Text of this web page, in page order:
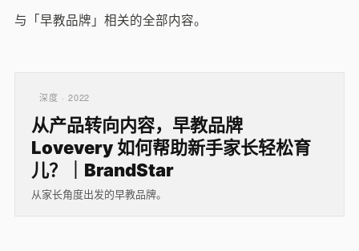
与「早教品牌」相关的全部内容。
深度 · 2022
从产品转向内容，早教品牌
Lovevery 如何帮助新手家长轻松育
儿？｜BrandStar
从家长角度出发的早教品牌。